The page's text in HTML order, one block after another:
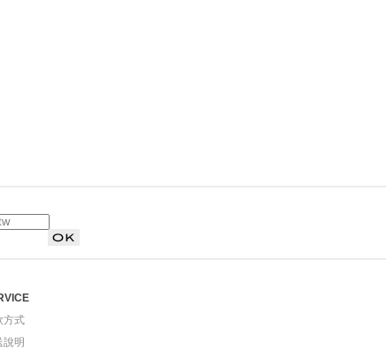
方式
說明